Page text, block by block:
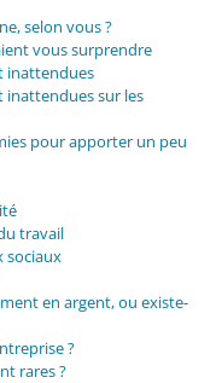
selon vous ?
vous surprendre
inattendues
inattendues sur les
pour apporter un peu
travail
sociaux
en argent, ou existe-
?
rares ?